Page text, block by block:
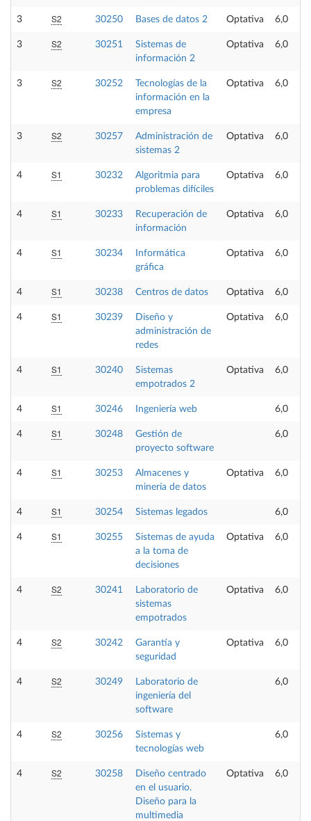
3 S2 30250 Bases de datos 2 Optativa 6,0
3 S2 30251
Sistemas de
información 2
Optativa 6,0
3 S2 30252
Tecnologías de la
información en la
empresa
Optativa 6,0
3 S2 30257
Administración de
sistemas 2
Optativa 6,0
4 S1 30232
Algoritmia para
problemas difíciles
Optativa 6,0
4 S1 30233
Recuperación de
información
Optativa 6,0
4 S1 30234
Informática
gráfica
Optativa 6,0
4 S1 30238 Centros de datos Optativa 6,0
4 S1 30239
Diseño y
administración de
redes
Optativa 6,0
4 S1 30240
Sistemas
empotrados 2
Optativa 6,0
4 S1 30246 Ingeniería web 6,0
4 S1 30248
Gestión de
proyecto software
6,0
4 S1 30253
Almacenes y
minería de datos
Optativa 6,0
4 S1 30254 Sistemas legados 6,0
4 S1 30255
Sistemas de ayuda
a la toma de
decisiones
Optativa 6,0
4 S2 30241
Laboratorio de
sistemas
empotrados
Optativa 6,0
4 S2 30242
Garantía y
seguridad
Optativa 6,0
4 S2 30249
Laboratorio de
ingeniería del
software
6,0
4 S2 30256
Sistemas y
tecnologías web
6,0
4 S2 30258
Diseño centrado
en el usuario.
Diseño para la
multimedia
Optativa 6,0